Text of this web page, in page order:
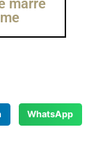
WhatsApp